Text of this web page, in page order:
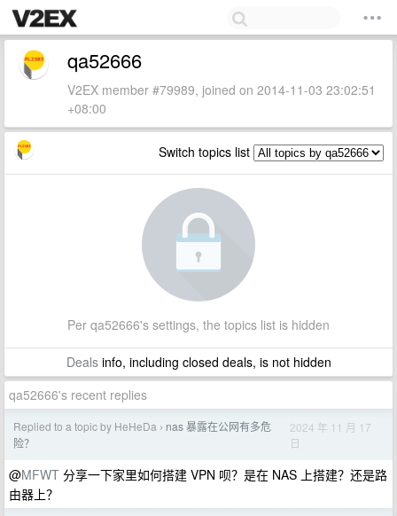
qa52666
V2EX member #79989, joined on 2014-11-03 23:02:51
+08:00
Switch topics list
Per qa52666's settings, the topics list is hidden
Dealsinfo, including closed deals, is not hidden
qa52666's recent replies
Replied to a topic by HeHeDa › nas 暴露在公网有多危
险？
2024 年 11 月 17
日
@MFWT 分享一下家里如何搭建 VPN 呗？是在 NAS 上搭建？还是路
由器上？